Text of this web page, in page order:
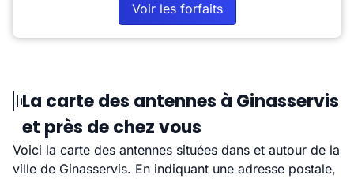
Voir les forfaits
La carte des antennes à Ginasservis
et près de chez vous
Voici la carte des antennes situées dans et autour de la
ville de Ginasservis. En indiquant une adresse postale,